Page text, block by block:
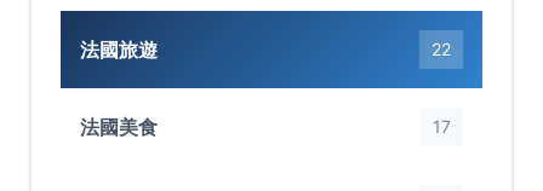
法國旅遊 22
法國美食 17